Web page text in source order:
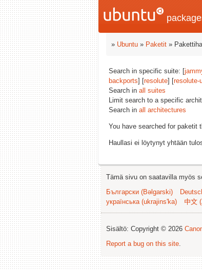
» Ubuntu » Paketit »
Search in specific suite: [
backports] [resolute] [resolute-
Search in all suites
Limit search to a specific
Search in all architectures
You have searched for paketit
Haullasi ei löytynyt yhtään
Tämä sivu on saatavilla myös
Български (Bəlgarski)
українська (ukrajins'ka)
中文
Sisältö: Copyright © 2026
Report a bug on this site.